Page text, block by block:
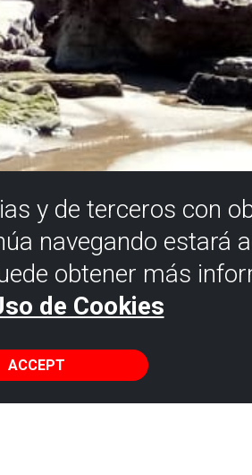
y de terceros con
navegando estará
obtener más
de Cookies
ACCEPT